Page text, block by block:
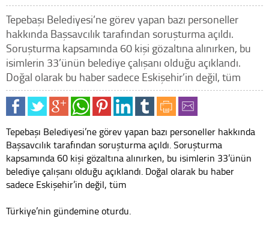
Tepebaşı Belediyesi’ne görev yapan bazı personeller
hakkında Başsavcılık tarafından soruşturma açıldı.
Soruşturma kapsamında 60 kişi gözaltına alınırken, bu
isimlerin 33’ünün belediye çalışanı olduğu açıklandı.
Doğal olarak bu haber sadece Eskişehir’in değil, tüm
Tepebaşı Belediyesi’ne görev yapan bazı personeller hakkında
Başsavcılık tarafından soruşturma açıldı. Soruşturma
kapsamında 60 kişi gözaltına alınırken, bu isimlerin 33’ünün
belediye çalışanı olduğu açıklandı. Doğal olarak bu haber
sadece Eskişehir’in değil, tüm
Türkiye’nin gündemine oturdu.